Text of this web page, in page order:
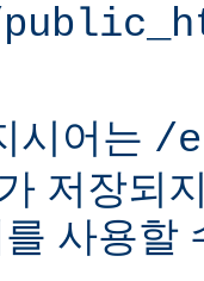
시어는 /
저장되
사용할